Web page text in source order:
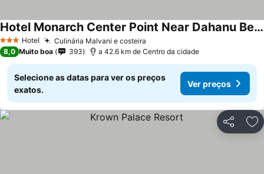
3 EstrelasHotel Culinária Malvani e costeira
Hotel Monarch Center Point Near Dahanu Beach, Bordi
Ver preços
8,0 Muito boa 393 a 42.6 km de Centro da cidade
Selecione as datas para ver os preços
exatos.
Ver preços
Partilhar